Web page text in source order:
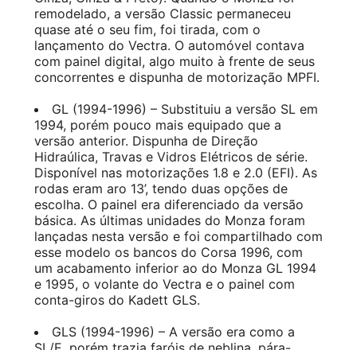
remodelado, a versão Classic permaneceu
quase até o seu fim, foi tirada, com o
lançamento do Vectra. O automóvel contava
com painel digital, algo muito à frente de seus
concorrentes e dispunha de motorização MPFI.
GL (1994-1996) – Substituiu a versão SL em
1994, porém pouco mais equipado que a
versão anterior. Dispunha de Direção
Hidraúlica, Travas e Vidros Elétricos de série.
Disponível nas motorizações 1.8 e 2.0 (EFI). As
rodas eram aro 13’, tendo duas opções de
escolha. O painel era diferenciado da versão
básica. As últimas unidades do Monza foram
lançadas nesta versão e foi compartilhado com
esse modelo os bancos do Corsa 1996, com
um acabamento inferior ao do Monza GL 1994
e 1995, o volante do Vectra e o painel com
conta-giros do Kadett GLS.
GLS (1994-1996) – A versão era como a